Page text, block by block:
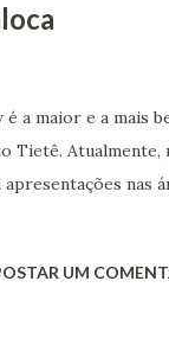
é a maior e a mais
Tietê. Atualmente,
nas
UM